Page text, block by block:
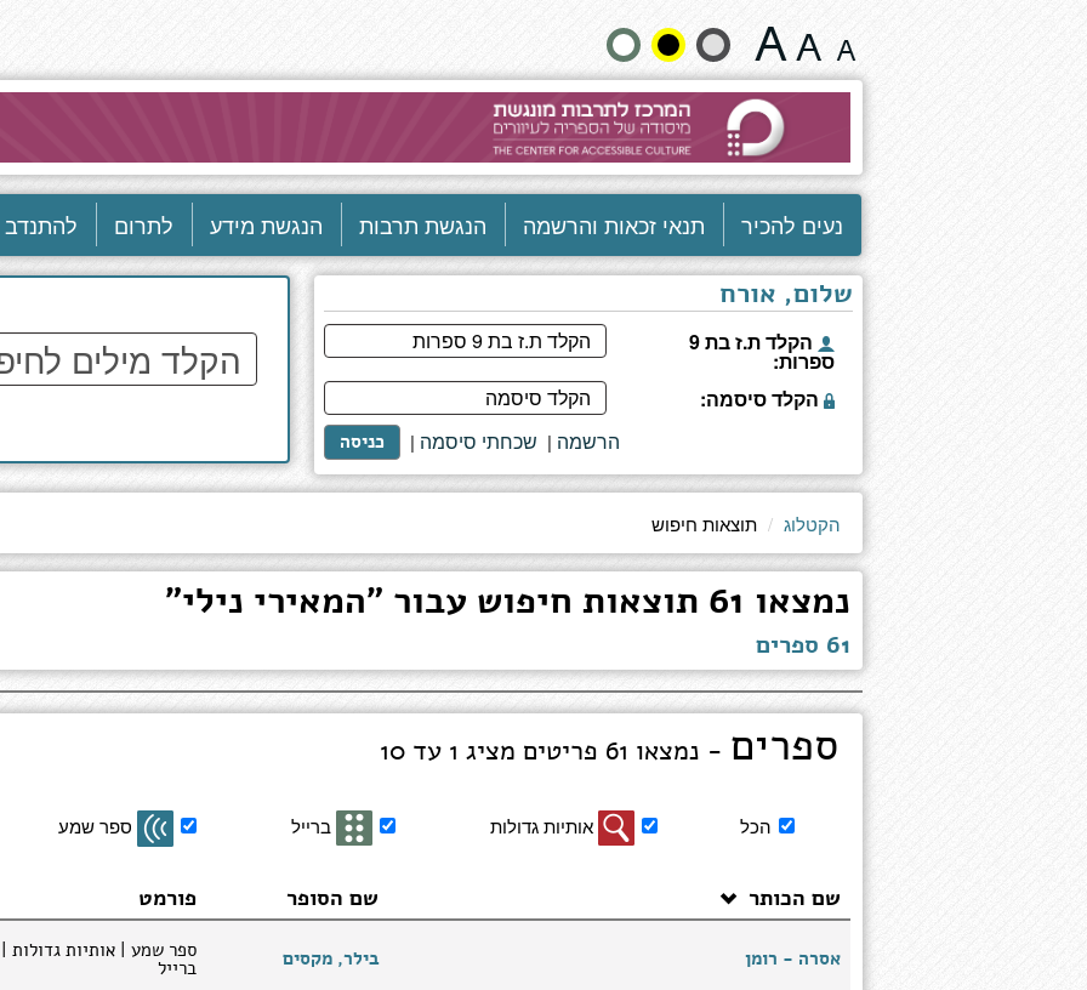
חיפוש
שנה
גודל
וצבעים:
נעים להכיר תנאי זכאות והרשמה הנגשת תרבות הנגשת מידע לתרום להתנדב
שלום, אורח
הקלד ת.ז בת 9
ספרות:
הקלד סיסמה:
כניסה | שכחתי סיסמה | הרשמה
הקלד
מילים
לחיפוש
הקטלוג תוצאות חיפוש
נמצאו 61 תוצאות חיפוש עבור "המאירי נילי"
61 ספרים
ספרים - נמצאו 61 פריטים מציג 1 עד 10
ספרים
הכל אותיות גדולות ברייל ספר שמע
שם הכותר שם הסופר פורמט
אסרה - רומן בילר, מקסים ספר שמע | אותיות גדולות |
ברייל